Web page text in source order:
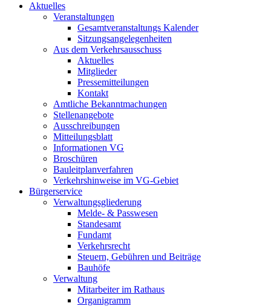
Aktuelles
Veranstaltungen
Gesamtveranstaltungs Kalender
Sitzungsangelegenheiten
Aus dem Verkehrsausschuss
Aktuelles
Mitglieder
Pressemitteilungen
Kontakt
Amtliche Bekanntmachungen
Stellenangebote
Ausschreibungen
Mitteilungsblatt
Informationen VG
Broschüren
Bauleitplanverfahren
Verkehrshinweise im VG-Gebiet
Bürgerservice
Verwaltungsgliederung
Melde- & Passwesen
Standesamt
Fundamt
Verkehrsrecht
Steuern, Gebühren und Beiträge
Bauhöfe
Verwaltung
Mitarbeiter im Rathaus
Organigramm